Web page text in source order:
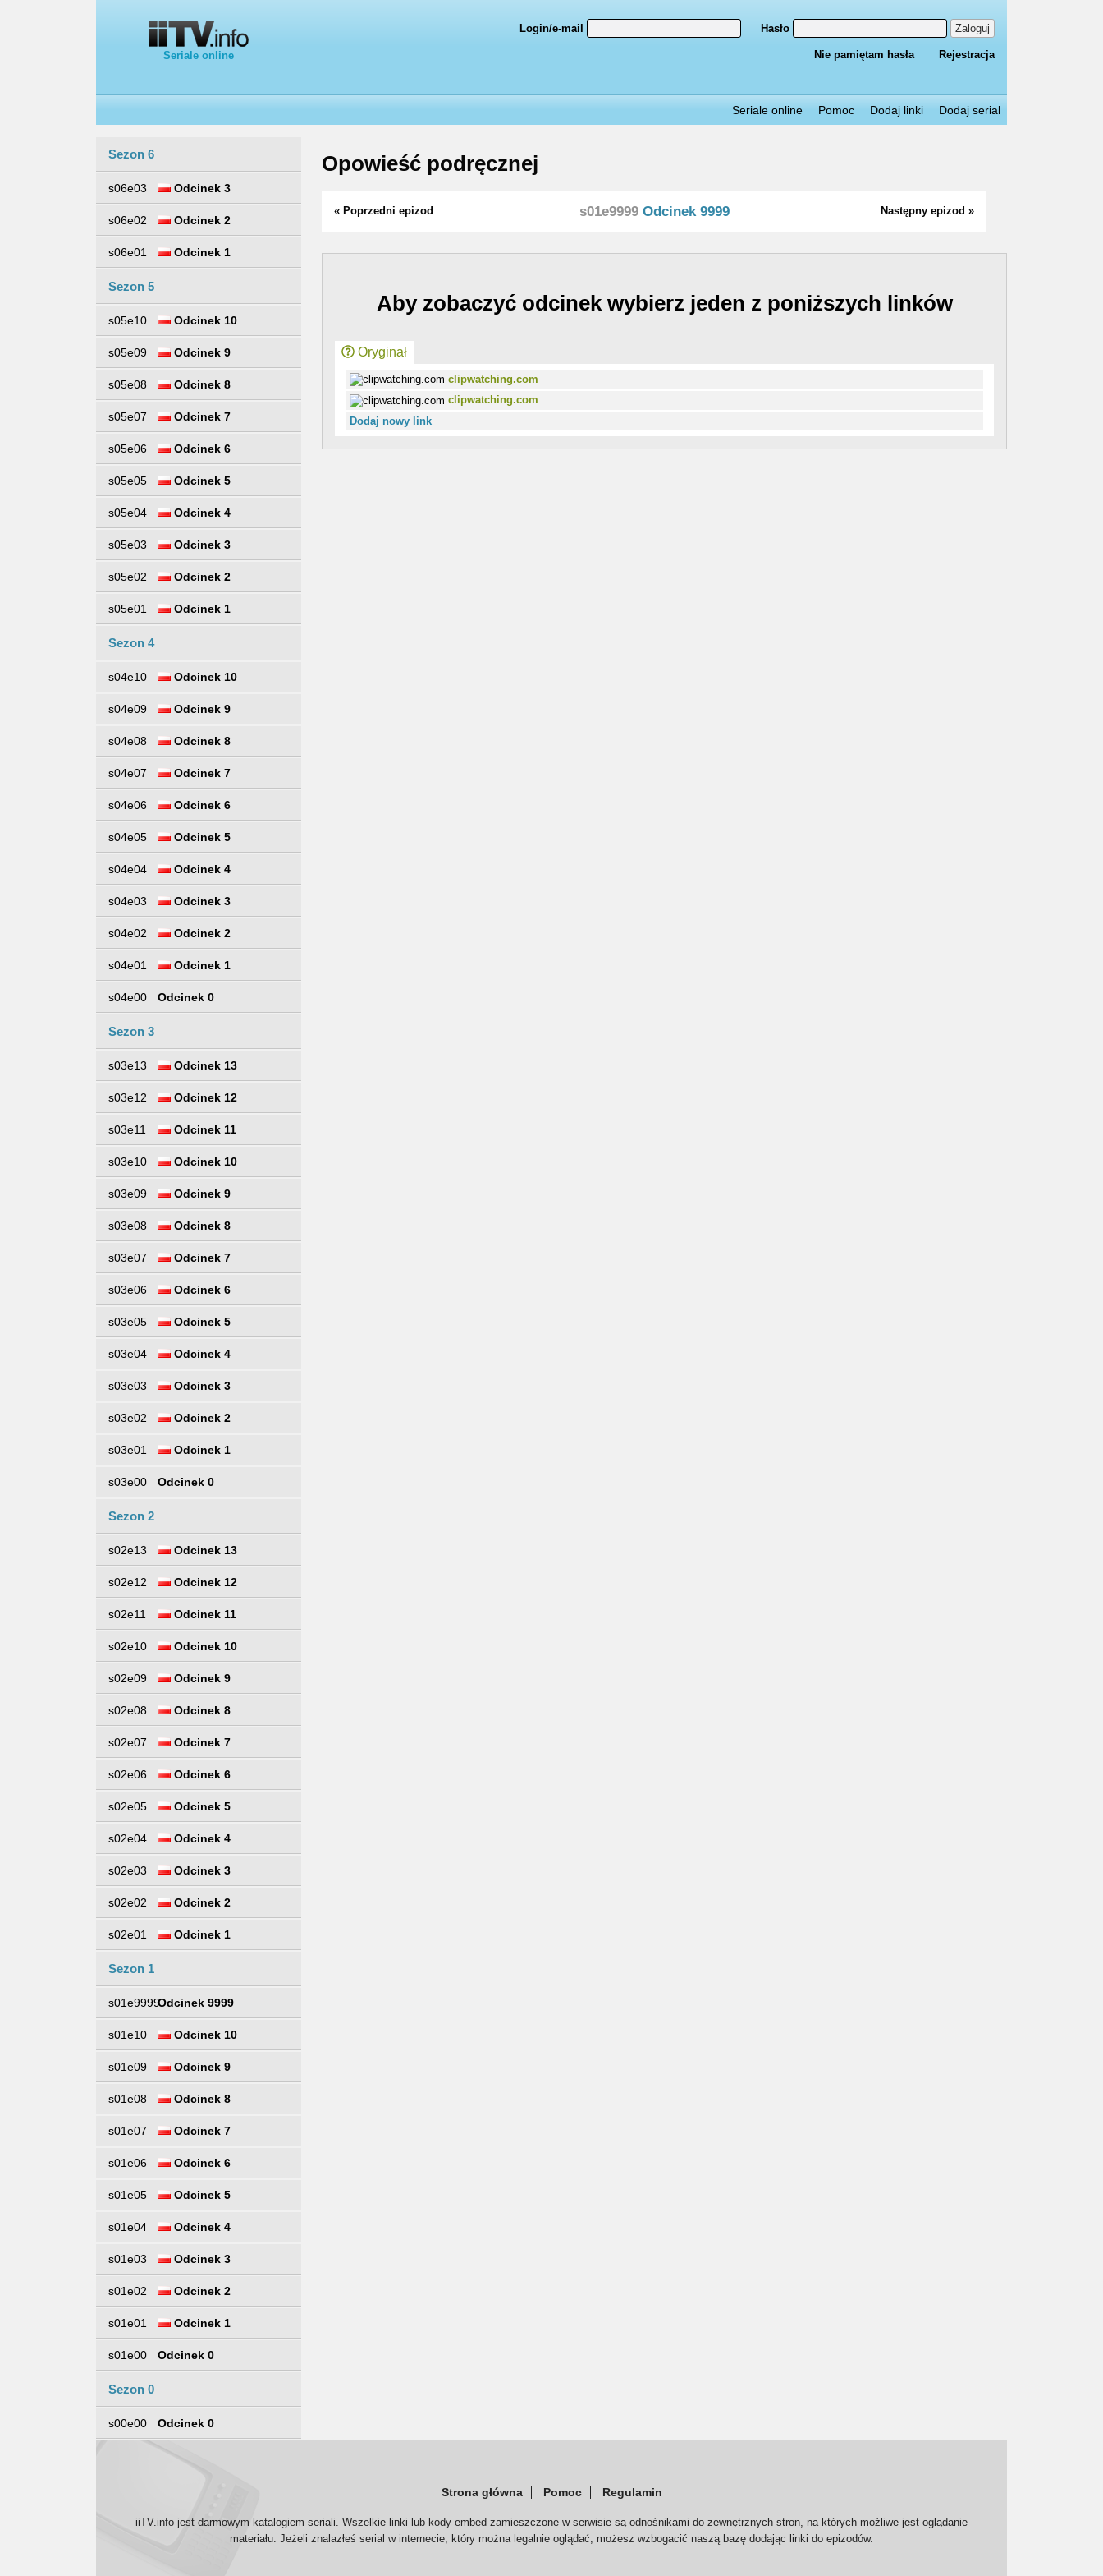
Seriale online
Login/e-mail Hasło Zaloguj
Nie pamiętam hasła Rejestracja
Seriale online Pomoc Dodaj linki Dodaj serial
Sezon 6
s06e03 Odcinek 3
s06e02 Odcinek 2
s06e01 Odcinek 1
Sezon 5
s05e10 Odcinek 10
s05e09 Odcinek 9
s05e08 Odcinek 8
s05e07 Odcinek 7
s05e06 Odcinek 6
s05e05 Odcinek 5
s05e04 Odcinek 4
s05e03 Odcinek 3
s05e02 Odcinek 2
s05e01 Odcinek 1
Sezon 4
s04e10 Odcinek 10
s04e09 Odcinek 9
s04e08 Odcinek 8
s04e07 Odcinek 7
s04e06 Odcinek 6
s04e05 Odcinek 5
s04e04 Odcinek 4
s04e03 Odcinek 3
s04e02 Odcinek 2
s04e01 Odcinek 1
s04e00 Odcinek 0
Sezon 3
s03e13 Odcinek 13
s03e12 Odcinek 12
s03e11 Odcinek 11
s03e10 Odcinek 10
s03e09 Odcinek 9
s03e08 Odcinek 8
s03e07 Odcinek 7
s03e06 Odcinek 6
s03e05 Odcinek 5
s03e04 Odcinek 4
s03e03 Odcinek 3
s03e02 Odcinek 2
s03e01 Odcinek 1
s03e00 Odcinek 0
Sezon 2
s02e13 Odcinek 13
s02e12 Odcinek 12
s02e11 Odcinek 11
s02e10 Odcinek 10
s02e09 Odcinek 9
s02e08 Odcinek 8
s02e07 Odcinek 7
s02e06 Odcinek 6
s02e05 Odcinek 5
s02e04 Odcinek 4
s02e03 Odcinek 3
s02e02 Odcinek 2
s02e01 Odcinek 1
Sezon 1
s01e9999Odcinek 9999
s01e10 Odcinek 10
s01e09 Odcinek 9
s01e08 Odcinek 8
s01e07 Odcinek 7
s01e06 Odcinek 6
s01e05 Odcinek 5
s01e04 Odcinek 4
s01e03 Odcinek 3
s01e02 Odcinek 2
s01e01 Odcinek 1
s01e00 Odcinek 0
Sezon 0
s00e00 Odcinek 0
Opowieść podręcznej
« Poprzedni epizod Następny epizod »
s01e9999Odcinek 9999
Aby zobaczyć odcinek wybierz jeden z poniższych linków
Oryginał
clipwatching.com
clipwatching.com
Dodaj nowy link
Strona główna Pomoc Regulamin
iiTV.info jest darmowym katalogiem seriali. Wszelkie linki lub kody embed zamieszczone w serwisie są odnośnikami do zewnętrznych stron, na których możliwe jest oglądanie
materiału. Jeżeli znalazłeś serial w internecie, który można legalnie oglądać, możesz wzbogacić naszą bazę dodając linki do epizodów.